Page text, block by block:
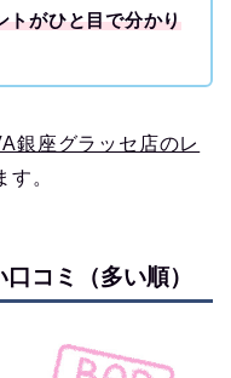
トがひと目で分かり
銀座グラッセ店のレ
す。
コミ（多い順）